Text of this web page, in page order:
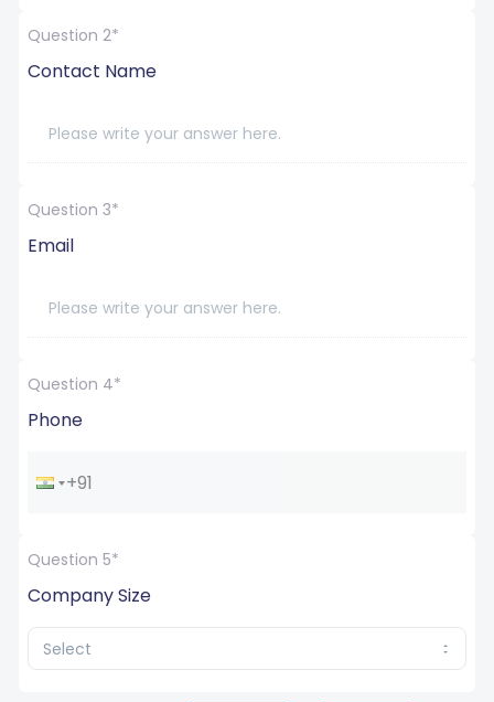
Question 2*
Contact Name
Question 3*
Email
Question 4*
Phone
Question 5*
Company Size
Select